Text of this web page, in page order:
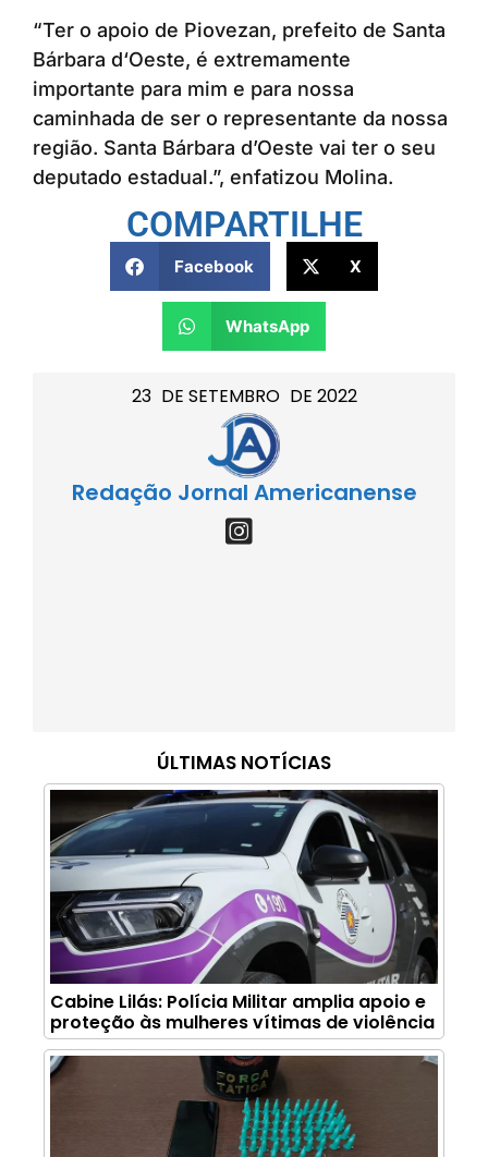
23 DE SETEMBRO DE 2022
Redação Jornal Americanense
ÚLTIMAS NOTÍCIAS
Cabine Lilás: Polícia Militar amplia apoio e
proteção às mulheres vítimas de violência
“Ter o apoio de Piovezan, prefeito de Santa
Bárbara d‘Oeste, é extremamente
importante para mim e para nossa
caminhada de ser o representante da nossa
região. Santa Bárbara d’Oeste vai ter o seu
deputado estadual.”, enfatizou Molina.
COMPARTILHE
Facebook X
WhatsApp